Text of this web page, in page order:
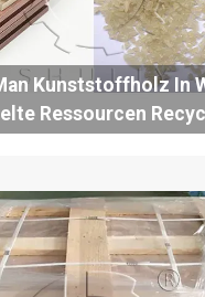
Kunststoffholz In
Ressourcen